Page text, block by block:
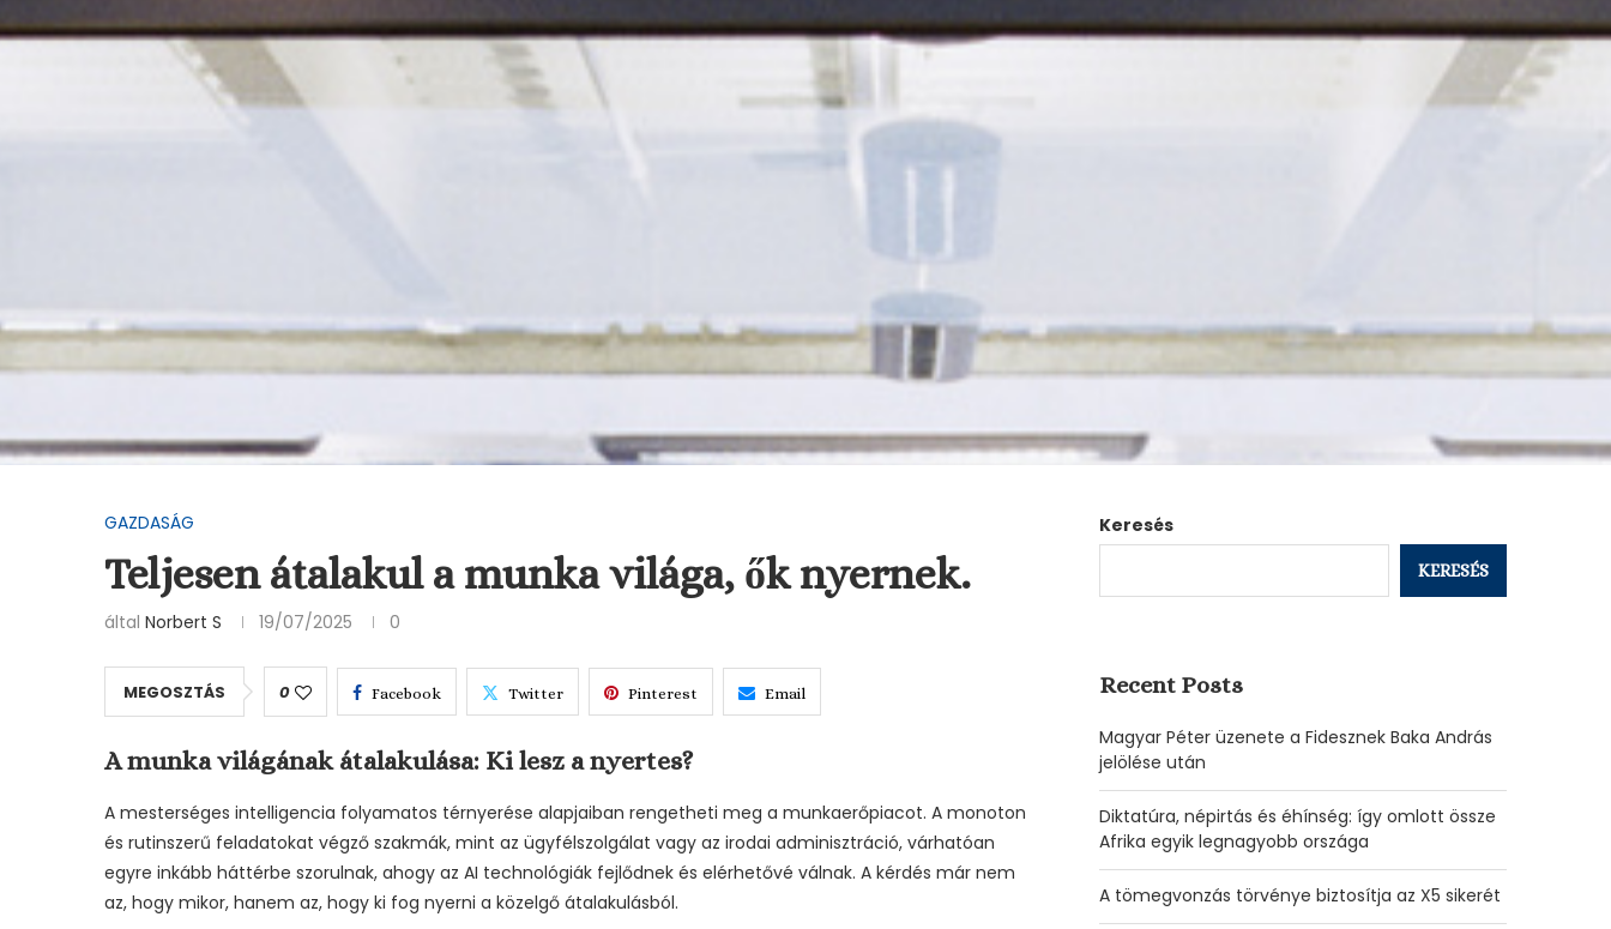
GAZDASÁG
Teljesen átalakul a munka világa, ők nyernek.
által Norbert S 19/07/2025 0
MEGOSZTÁS 0 Facebook Twitter Pinterest Email
A munka világának átalakulása: Ki lesz a nyertes?
A mesterséges intelligencia folyamatos térnyerése alapjaiban rengetheti meg a munkaerőpiacot. A monoton
és rutinszerű feladatokat végző szakmák, mint az ügyfélszolgálat vagy az irodai adminisztráció, várhatóan
egyre inkább háttérbe szorulnak, ahogy az AI technológiák fejlődnek és elérhetővé válnak. A kérdés már nem
az, hogy mikor, hanem az, hogy ki fog nyerni a közelgő átalakulásból.
Keresés
KERESÉS
Recent Posts
Magyar Péter üzenete a Fidesznek Baka András
jelölése után
Diktatúra, népirtás és éhínség: így omlott össze
Afrika egyik legnagyobb országa
A tömegvonzás törvénye biztosítja az X5 sikerét